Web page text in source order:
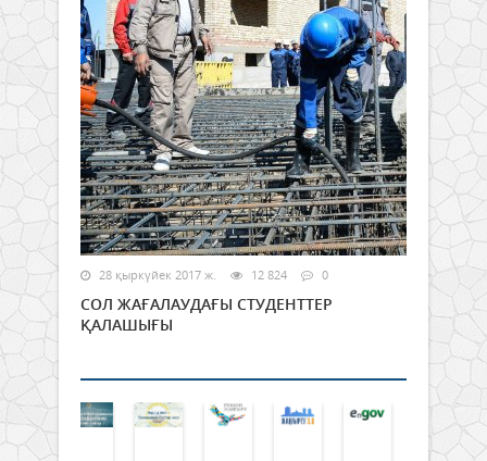
28 қыркүйек 2017 ж. 12 824 0
СОЛ ЖАҒАЛАУДАҒЫ СТУДЕНТТЕР
ҚАЛАШЫҒЫ